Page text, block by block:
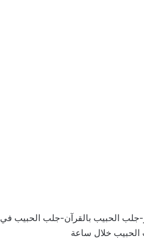
الحبيب بالقرآن-جلب الحبيب في
الحبيب خلال ساعة